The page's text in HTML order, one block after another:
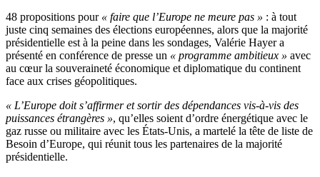
48 propositions pour « faire que l’Europe ne meure pas » : à tout
juste cinq semaines des élections européennes, alors que la majorité
présidentielle est à la peine dans les sondages, Valérie Hayer a
présenté en conférence de presse un « programme ambitieux » avec
au cœur la souveraineté économique et diplomatique du continent
face aux crises géopolitiques.
« L’Europe doit s’affirmer et sortir des dépendances vis-à-vis des
puissances étrangères », qu’elles soient d’ordre énergétique avec le
gaz russe ou militaire avec les États-Unis, a martelé la tête de liste de
Besoin d’Europe, qui réunit tous les partenaires de la majorité
présidentielle.